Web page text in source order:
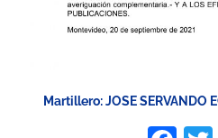
Martillero: JOSE SERVANDO